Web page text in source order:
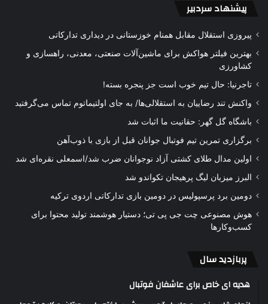
پیشنهاد سردبیر
پیروزی استقلال مقابل همنام خوزستانی در دیداری تدارکاتی
بهترین فیلتر هواکش برای ماشین‌آلات صنعتی، معدنی، راهسازی و
کشاورزی
تاجرنیا: حال تیم خوب است جز پنجره بسته!
واکنش تند رضاییان به استقلالی‌ها/ به جای اولتیماتوم تماس می‌گرفتید
باشگاه گل گهر: حقانیت ما اثبات شد
برگزاری تمرین تیم فوتبال جوانان قبل از بازی با ذوب‌آهن
اولین مدال طلای کشتی آزاد نوجوانان ضرب شد/اسمعلی نقره‌ای شد
البرز میزبان لیگ پرهیجان تکواندو شد
دومین برد پرسپولیس در دومین بازی تدارکاتی اردوی ترکیه
هوش مصنوعی چت جی پی تی؛ دستیار هوشمند تولید محتوا برای
کسب‌وکارها
پربازدید سال
هدیه ای خاص برای عاشفان فوتبال